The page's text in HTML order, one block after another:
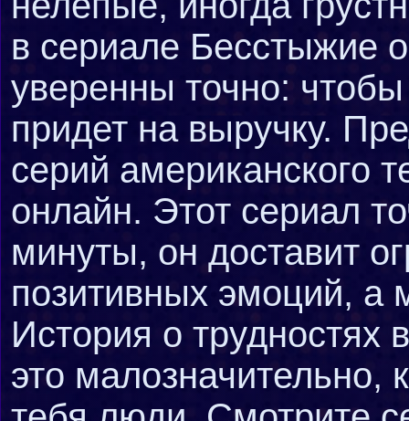
в сериале Бесстыжие
уверенны точно:
придет на выручку.
серий американского
онлайн. Этот сериал
минуты, он доставит
позитивных эмоций, а
История о трудностях
это